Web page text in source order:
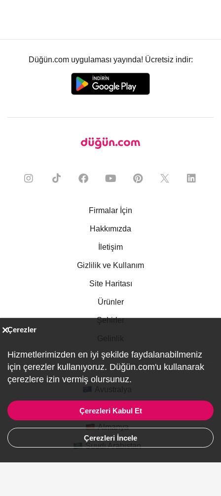
Düğün.com uygulaması yayında! Ücretsiz indir:
Firmalar İçin
Hakkımızda
İletişim
Gizlilik ve Kullanım
Site Haritası
Ürünler
Şehirler
Kanada
Almanya
Suudi Arabistan
Çerezler
Hizmetlerimizden en iyi şekilde faydalanabilmeniz
için çerezler kullanıyoruz. Düğün.com'u kullanarak
çerezlere izin vermiş olursunuz.
Çerezleri Kabul Et
Çerezleri İncele